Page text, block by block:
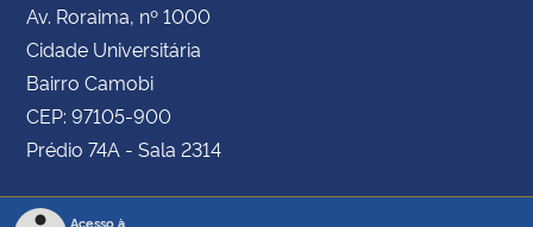
Av. Roraima, nº 1000
Cidade Universitária
Bairro Camobi
CEP: 97105-900
Prédio 74A - Sala 2314
Acesso à